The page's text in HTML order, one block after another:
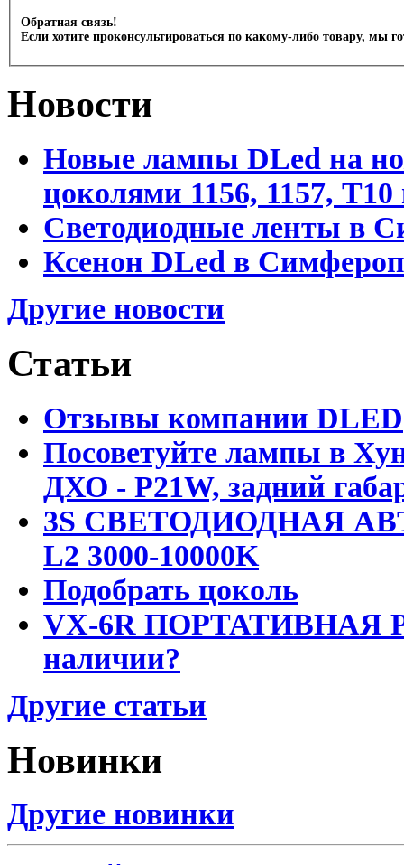
Обратная связь!
Если хотите проконсультироваться по какому-либо товару, мы
Новости
Новые лампы DLed на
цоколями 1156, 1157,
Светодиодные ленты в
Ксенон DLed в
Другие новости
Статьи
Отзывы компании DLED
Посоветуйте лампы в
ДХО - P21W, задний
3S СВЕТОДИОДНАЯ
L2 3000-10000K
Подобрать цоколь
VX-6R ПОРТАТИВНАЯ
наличии?
Другие статьи
Новинки
Другие новинки